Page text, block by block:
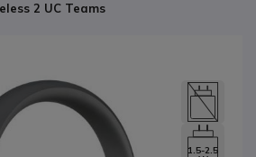
2 UC Teams
1.5-2.5